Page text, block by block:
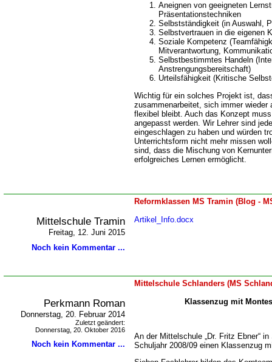
Aneignen von geeigneten
Präsentationstechniken
Selbstständigkeit (in Auswahl,
Selbstvertrauen in die eigenen
Soziale Kompetenz
Mitverantwortung,
Selbstbestimmtes Handeln
Anstrengungsbereitschaft)
Urteilsfähigkeit (Kritische
Wichtig für ein solches Projekt ist,
zusammenarbeitet, sich immer wieder
flexibel bleibt. Auch das Konzept
angepasst werden. Wir Lehrer sind
eingeschlagen zu haben und würden
Unterrichtsform nicht mehr missen
sind, dass die Mischung von
erfolgreiches Lernen ermöglicht.
Reformklassen MS Tramin (Blog -
Mittelschule Tramin
Freitag, 12. Juni 2015
Noch kein Kommentar ...
Artikel_Info.docx
Mittelschule Schlanders (MS
Perkmann Roman
Donnerstag, 20. Februar 2014
Zuletzt geändert:
Donnerstag, 20. Oktober 2016
Noch kein Kommentar ...
Klassenzug mit
An der Mittelschule „Dr. Fritz Ebner“
Schuljahr 2008/09 einen Klassenzug